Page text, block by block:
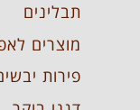
תבלינים
מוצרים
פירות